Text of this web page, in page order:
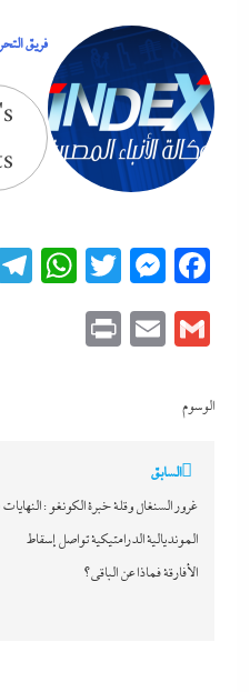
فريق
Facebook
Twitter
Gmail
Email
الوسوم
تصفّح
المقالات
السابق
غرور السنغال وقلة خبرة الكونغو : النهايات
المونديالية الدرامتيكية تواصل إسقاط
الأفارقة فماذا عن الباقي؟